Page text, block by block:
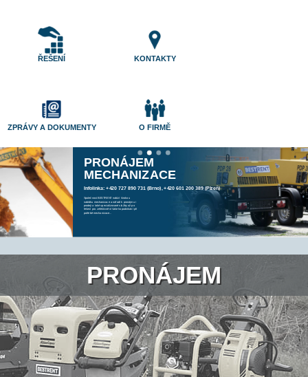
ŘEŠENÍ KONTAKTY
ZPRÁVY A DOKUMENTY O FIRMĚ
PRONÁJEM
MECHANIZACE
Infolinka: +420 727 890 731 (Brno), +420 601 200 389 (Plzeň)
Společnost BESTRENT nabízí širokou
nabídku mechanizace a nářadí k pronájmu i
prodeji a také specializované služby až po
řešení pro zefektivnění Vašeho podnikání při
potřebě mechanizace...
PRONÁJEM